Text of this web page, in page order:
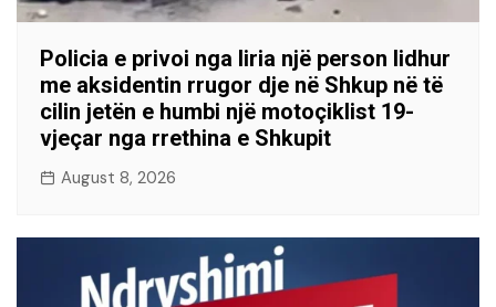
Policia e privoi nga liria një person lidhur
me aksidentin rrugor dje në Shkup në të
cilin jetën e humbi një motoçiklist 19-
vjeçar nga rrethina e Shkupit
August 8, 2026